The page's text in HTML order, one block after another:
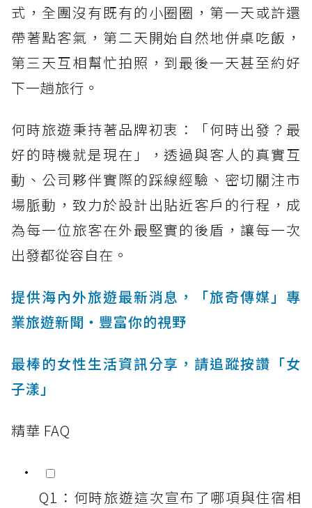
式，全團沒有既有的小圈圈，第一天或許還
帶著點客氣，第二天開始自然地併桌吃飯，
第三天互相幫忙拍照，到最後一天甚至約好
下一趟旅行。
何時旅遊秉持著品牌初衷：「何時出發？最
好的時機就是現在」，透過與客人的真實互
動、公司夥伴實際的踩線經驗、密切關注市
場脈動，致力於設計出貼近客戶的行程，成
為每一位旅客在外最堅實的後盾，讓每一次
出發都從容自在。
提供海內外旅遊最新消息，「旅奇傳媒」專
業旅遊新聞‧豐富你的視野
最棒的女性生活資訊分享，請追蹤按讚「女
子漾」
精華 FAQ
Q1：何時旅遊這次宣布了哪項與住宿相